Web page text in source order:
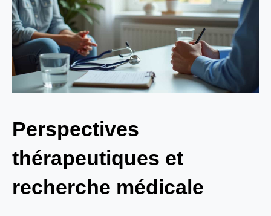
Perspectives
thérapeutiques et
recherche médicale